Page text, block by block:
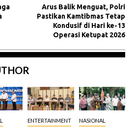
Arus Balik Menguat, Polri
Pastikan Kamtibmas Tetap
Kondusif di Hari ke-13
Operasi Ketupat 2026
ENTERTAINMENT NASIONAL